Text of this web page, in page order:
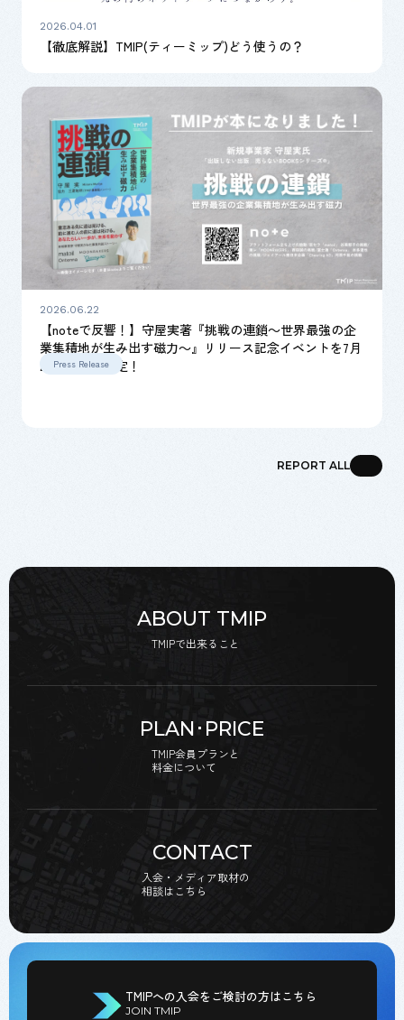
2026.04.01
【徹底解説】TMIP(ティーミップ)どう使うの？
2026.06.22
【noteで反響！】守屋実著『挑戦の連鎖～世界最強の企
業集積地が生み出す磁力～』リリース記念イベントを7月
22日に開催決定！
Press Release
REPORT ALL
ABOUT TMIP
TMIPで出来ること
PLAN･PRICE
TMIP会員プランと
料金について
CONTACT
入会・メディア取材の
相談はこちら
TMIPへの入会をご検討の方はこちら
JOIN TMIP